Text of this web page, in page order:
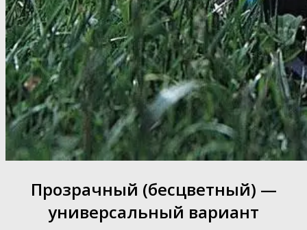
Прозрачный (бесцветный) —
универсальный вариант